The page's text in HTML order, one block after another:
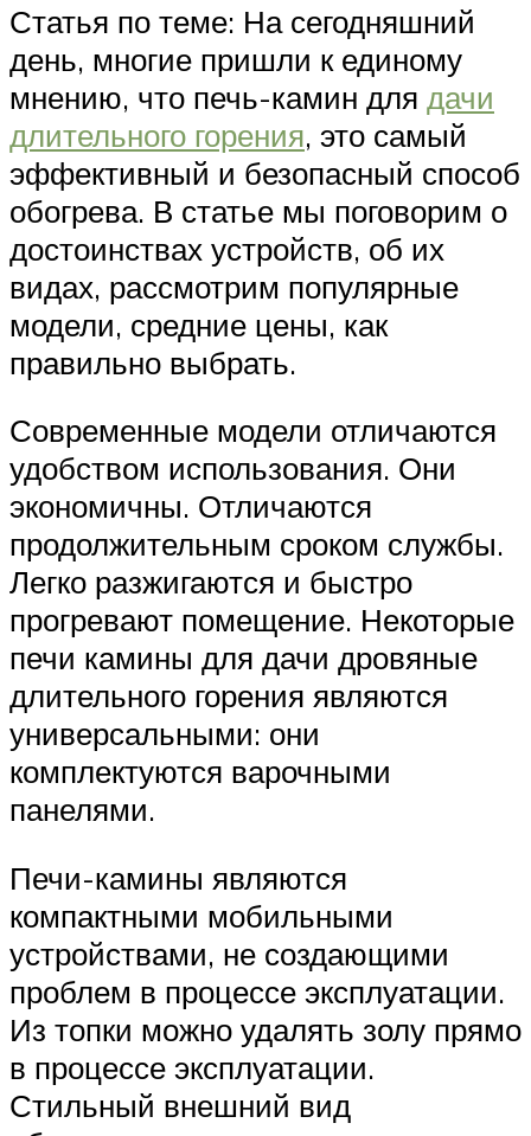
Статья по теме: На сегодняшний
день, многие пришли к единому
мнению, что печь-камин для дачи
длительного горения, это самый
эффективный и безопасный способ
обогрева. В статье мы поговорим о
достоинствах устройств, об их
видах, рассмотрим популярные
модели, средние цены, как
правильно выбрать.
Современные модели отличаются
удобством использования. Они
экономичны. Отличаются
продолжительным сроком службы.
Легко разжигаются и быстро
прогревают помещение. Некоторые
печи камины для дачи дровяные
длительного горения являются
универсальными: они
комплектуются варочными
панелями.
Печи-камины являются
компактными мобильными
устройствами, не создающими
проблем в процессе эксплуатации.
Из топки можно удалять золу прямо
в процессе эксплуатации.
Стильный внешний вид